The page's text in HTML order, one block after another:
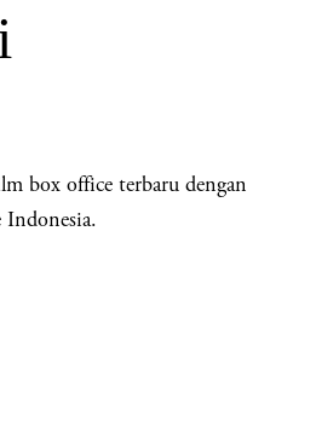
box office terbaru dengan